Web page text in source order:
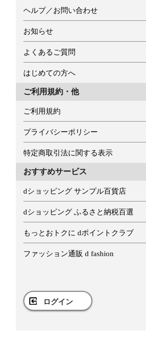
ヘルプ／お問い合わせ
お知らせ
よくあるご質問
はじめての方へ
ご利用規約・他
ご利用規約
プライバシーポリシー
特定商取引法に関する表示
おすすめサービス
dショッピング サンプル百貨店
dショッピング ふるさと納税百選
もっとおトクに dポイントクラブ
ファッション通販 d fashion
ログイン